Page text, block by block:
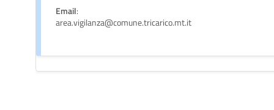
Email:
area.vigilanza@comune.tricarico.mt.it